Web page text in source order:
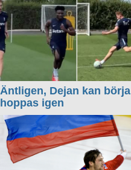
Äntligen, Dejan kan börja
hoppas igen